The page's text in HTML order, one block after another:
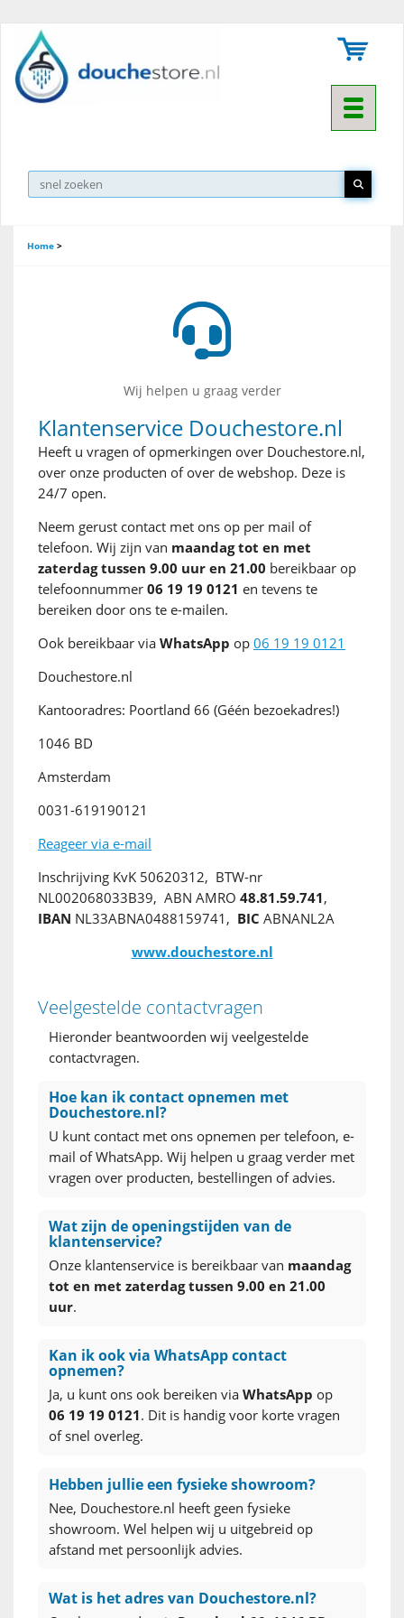
Toggle
Home >
Wij helpen u graag verder
Klantenservice Douchestore.nl
Heeft u vragen of opmerkingen over Douchestore.nl,
over onze producten of over de webshop. Deze is
24/7 open.
Neem gerust contact met ons op per mail of
telefoon. Wij zijn van maandag tot en met
zaterdag tussen 9.00 uur en 21.00 bereikbaar op
telefoonnummer 06 19 19 0121 en tevens te
bereiken door ons te e-mailen.
Ook bereikbaar via WhatsApp op 06 19 19 0121
Douchestore.nl
Kantooradres: Poortland 66 (Géén bezoekadres!)
1046 BD
Amsterdam
0031-619190121
Reageer via e-mail
Inschrijving KvK 50620312, BTW-nr
NL002068033B39, ABN AMRO 48.81.59.741,
IBAN NL33ABNA0488159741, BIC ABNANL2A
www.douchestore.nl
Veelgestelde contactvragen
Hieronder beantwoorden wij veelgestelde
contactvragen.
Hoe kan ik contact opnemen met
Douchestore.nl?
U kunt contact met ons opnemen per telefoon, e-
mail of WhatsApp. Wij helpen u graag verder met
vragen over producten, bestellingen of advies.
Wat zijn de openingstijden van de
klantenservice?
Onze klantenservice is bereikbaar van maandag
tot en met zaterdag tussen 9.00 en 21.00
uur.
Kan ik ook via WhatsApp contact
opnemen?
Ja, u kunt ons ook bereiken via WhatsApp op
06 19 19 0121. Dit is handig voor korte vragen
of snel overleg.
Hebben jullie een fysieke showroom?
Nee, Douchestore.nl heeft geen fysieke
showroom. Wel helpen wij u uitgebreid op
afstand met persoonlijk advies.
Wat is het adres van Douchestore.nl?